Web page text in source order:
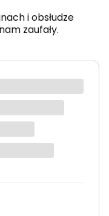
i obsłudze
zaufały.
kolory
i było